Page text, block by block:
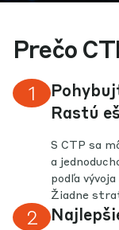
Prečo
1
Rastú
S CTP sa
a
podľa
Žiadne
2